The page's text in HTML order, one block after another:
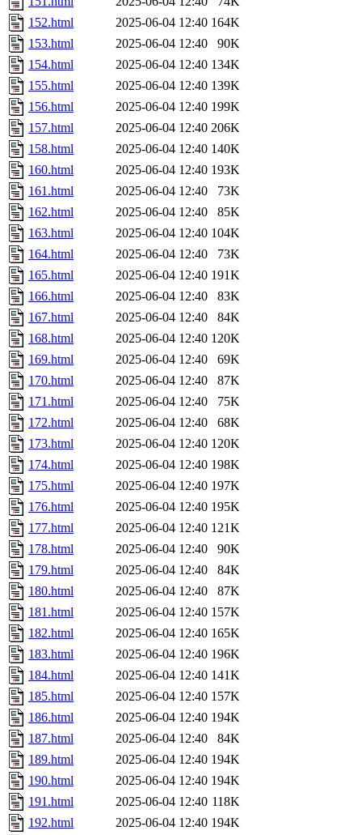
152.html
2025-06-04 12:40 164K
153.html
2025-06-04 12:40
90K
154.html
2025-06-04 12:40 134K
155.html
2025-06-04 12:40 139K
156.html
2025-06-04 12:40 199K
157.html
2025-06-04 12:40 206K
158.html
2025-06-04 12:40 140K
160.html
2025-06-04 12:40 193K
161.html
2025-06-04 12:40
73K
162.html
2025-06-04 12:40
85K
163.html
2025-06-04 12:40 104K
164.html
2025-06-04 12:40
73K
165.html
2025-06-04 12:40 191K
166.html
2025-06-04 12:40
83K
167.html
2025-06-04 12:40
84K
168.html
2025-06-04 12:40 120K
169.html
2025-06-04 12:40
69K
170.html
2025-06-04 12:40
87K
171.html
2025-06-04 12:40
75K
172.html
2025-06-04 12:40
68K
173.html
2025-06-04 12:40 120K
174.html
2025-06-04 12:40 198K
175.html
2025-06-04 12:40 197K
176.html
2025-06-04 12:40 195K
177.html
2025-06-04 12:40 121K
178.html
2025-06-04 12:40
90K
179.html
2025-06-04 12:40
84K
180.html
2025-06-04 12:40
87K
181.html
2025-06-04 12:40 157K
182.html
2025-06-04 12:40 165K
183.html
2025-06-04 12:40 196K
184.html
2025-06-04 12:40 141K
185.html
2025-06-04 12:40 157K
186.html
2025-06-04 12:40 194K
187.html
2025-06-04 12:40
84K
189.html
2025-06-04 12:40 194K
190.html
2025-06-04 12:40 194K
191.html
2025-06-04 12:40 118K
192.html
2025-06-04 12:40 194K